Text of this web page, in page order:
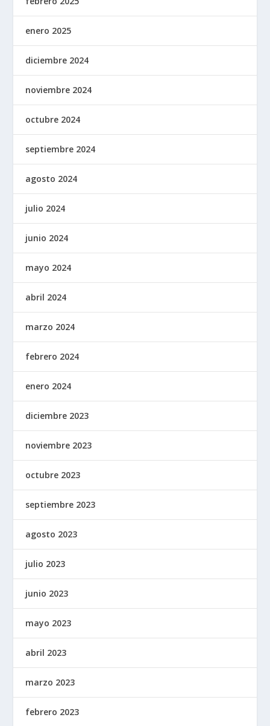
enero 2025
diciembre 2024
noviembre 2024
octubre 2024
septiembre 2024
agosto 2024
julio 2024
junio 2024
mayo 2024
abril 2024
marzo 2024
febrero 2024
enero 2024
diciembre 2023
noviembre 2023
octubre 2023
septiembre 2023
agosto 2023
julio 2023
junio 2023
mayo 2023
abril 2023
marzo 2023
febrero 2023